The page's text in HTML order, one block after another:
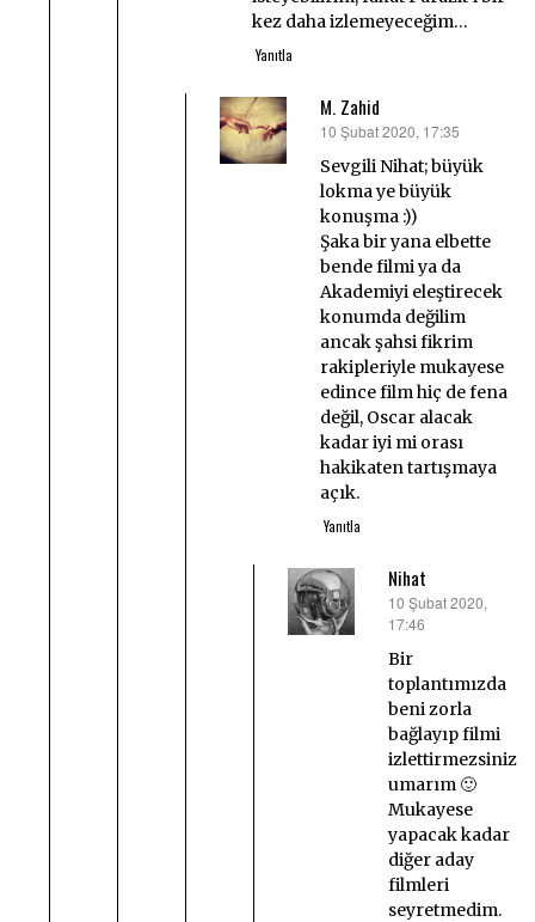
kez daha izlemeyeceğim…
Yanıtla
M. Zahid
dedi
ki:
10 Şubat 2020, 17:35
Sevgili Nihat; büyük
lokma ye büyük
konuşma :))
Şaka bir yana elbette
bende filmi ya da
Akademiyi eleştirecek
konumda değilim
ancak şahsi fikrim
rakipleriyle mukayese
edince film hiç de fena
değil, Oscar alacak
kadar iyi mi orası
hakikaten tartışmaya
açık.
Yanıtla
Nihat
dedi
ki:
10 Şubat 2020,
17:46
Bir
toplantımızda
beni zorla
bağlayıp filmi
izlettirmezsiniz
umarım 🙂
Mukayese
yapacak kadar
diğer aday
filmleri
seyretmedim.